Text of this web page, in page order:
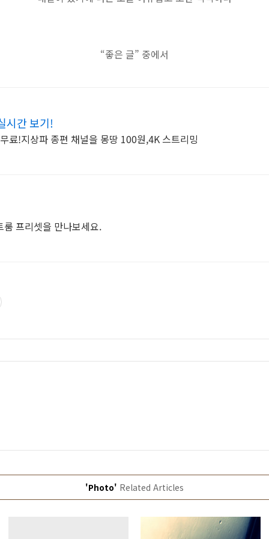
“좋은 글” 중에서
시간 보기!
료!지상파 종편 채널을 몽땅 100원,4K 스트리밍
프리셋을 만나보세요.
'Photo' Related Articles